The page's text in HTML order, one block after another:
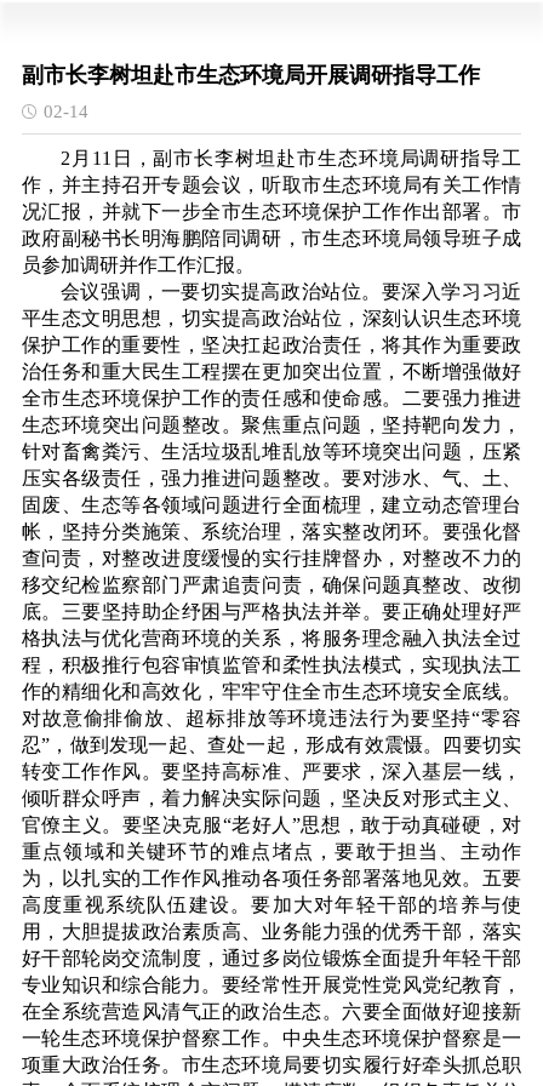
副市长李树坦赴市生态环境局开展调研指导工作
02-14
2月11日，副市长李树坦赴市生态环境局调研指导工
作，并主持召开专题会议，听取市生态环境局有关工作情
况汇报，并就下一步全市生态环境保护工作作出部署。市
政府副秘书长明海鹏陪同调研，市生态环境局领导班子成
员参加调研并作工作汇报。
会议强调，一要切实提高政治站位。要深入学习习近
平生态文明思想，切实提高政治站位，深刻认识生态环境
保护工作的重要性，坚决扛起政治责任，将其作为重要政
治任务和重大民生工程摆在更加突出位置，不断增强做好
全市生态环境保护工作的责任感和使命感。二要强力推进
生态环境突出问题整改。聚焦重点问题，坚持靶向发力，
针对畜禽粪污、生活垃圾乱堆乱放等环境突出问题，压紧
压实各级责任，强力推进问题整改。要对涉水、气、土、
固废、生态等各领域问题进行全面梳理，建立动态管理台
帐，坚持分类施策、系统治理，落实整改闭环。要强化督
查问责，对整改进度缓慢的实行挂牌督办，对整改不力的
移交纪检监察部门严肃追责问责，确保问题真整改、改彻
底。三要坚持助企纾困与严格执法并举。要正确处理好严
格执法与优化营商环境的关系，将服务理念融入执法全过
程，积极推行包容审慎监管和柔性执法模式，实现执法工
作的精细化和高效化，牢牢守住全市生态环境安全底线。
对故意偷排偷放、超标排放等环境违法行为要坚持“零容
忍”，做到发现一起、查处一起，形成有效震慑。四要切实
转变工作作风。要坚持高标准、严要求，深入基层一线，
倾听群众呼声，着力解决实际问题，坚决反对形式主义、
官僚主义。要坚决克服“老好人”思想，敢于动真碰硬，对
重点领域和关键环节的难点堵点，要敢于担当、主动作
为，以扎实的工作作风推动各项任务部署落地见效。五要
高度重视系统队伍建设。要加大对年轻干部的培养与使
用，大胆提拔政治素质高、业务能力强的优秀干部，落实
好干部轮岗交流制度，通过多岗位锻炼全面提升年轻干部
专业知识和综合能力。要经常性开展党性党风党纪教育，
在全系统营造风清气正的政治生态。六要全面做好迎接新
一轮生态环境保护督察工作。中央生态环境保护督察是一
项重大政治任务。市生态环境局要切实履行好牵头抓总职